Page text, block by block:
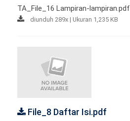
TA_File_16 Lampiran-lampiran.pdf
diunduh 289x | Ukuran 1,235 KB
File_8 Daftar Isi.pdf